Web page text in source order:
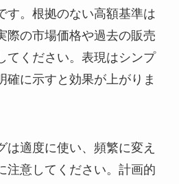
す。根拠のない高額基準は
際の市場価格や過去の販売
てください。表現はシンプ
確に示すと効果が上がりま
は適度に使い、頻繁に変え
注意してください。計画的